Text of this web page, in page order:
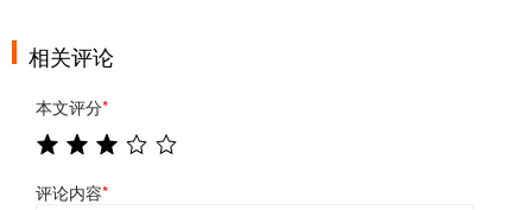
相关评论
本文评分*
评论内容*